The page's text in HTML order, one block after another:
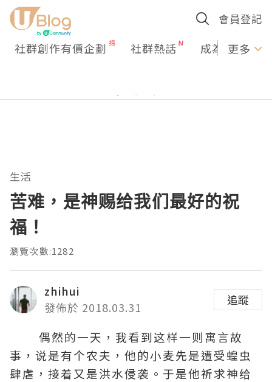
會員登記
社群創作有價企劃 社群熱話 成為U更多
生活
苦难，是神赐给我们最好的祝
福！
瀏覽次數:1282
zhihui
發佈於 2018.03.31
追蹤
偶然的一天，我看到这样一则寓言故
事，说是有个农夫，他的小麦先是遭受蝗虫
肆虐，接着又是洪水侵袭。于是他祈求神给